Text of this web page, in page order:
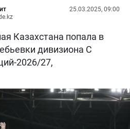
25.03.2025, 09:00
Казахстана попала в
дивизиона C
2026/27,